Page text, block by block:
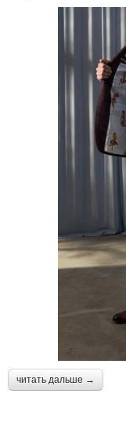
читать дальше →